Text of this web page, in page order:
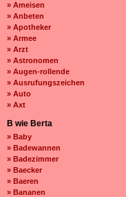
» Ameisen
» Anbeten
» Apotheker
» Armee
» Arzt
» Astronomen
» Augen-rollende
» Ausrufungszeichen
» Auto
» Axt
B wie Berta
» Baby
» Badewannen
» Badezimmer
» Baecker
» Baeren
» Bananen